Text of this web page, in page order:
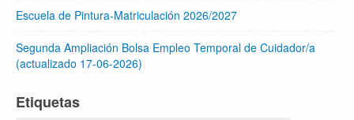
Escuela de Pintura-Matriculación 2026/2027
Segunda Ampliación Bolsa Empleo Temporal de Cuidador/a
(actualizado 17-06-2026)
Etiquetas